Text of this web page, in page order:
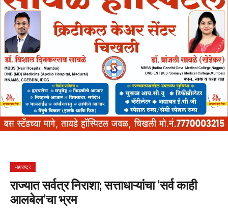
महाराष्ट्र
राज्यात सर्वत्र निराशा; सत्ताधाऱ्यांचा ‘सर्व काही
आलबेल’चा भ्रम